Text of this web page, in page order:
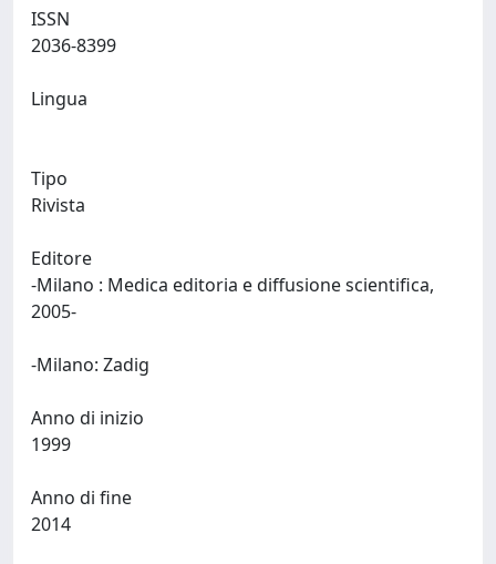
ISSN
Lingua
Tipo
Rivista
Editore
-Milano : Medica editoria e diffusione scientifica,
2005-
Anno di inizio
Anno di fine